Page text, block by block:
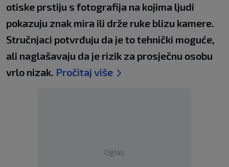
otiske prstiju s fotografija na kojima ljudi
pokazuju znak mira ili drže ruke blizu kamere.
Stručnjaci potvrđuju da je to tehnički moguće,
ali naglašavaju da je rizik za prosječnu osobu
vrlo nizak. Pročitaj više
Oglas